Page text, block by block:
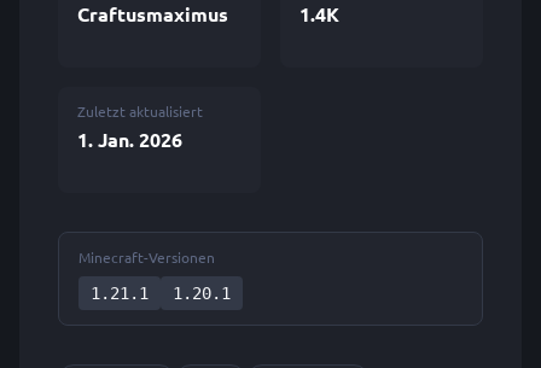
Craftusmaximus 1.4K
Zuletzt aktualisiert
1. Jan. 2026
Minecraft-Versionen
1.21.1
1.20.1